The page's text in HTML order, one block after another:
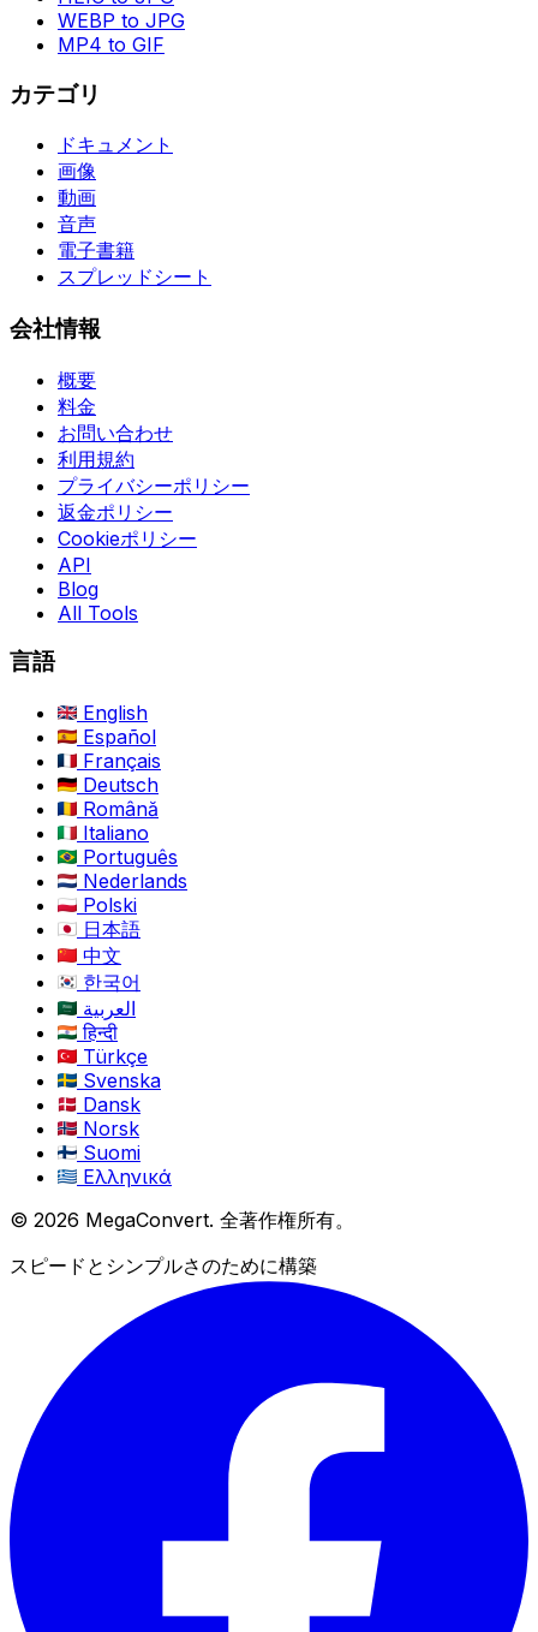
WEBP to JPG
MP4 to GIF
カテゴリ
ドキュメント
画像
動画
音声
電子書籍
スプレッドシート
会社情報
概要
料金
お問い合わせ
利用規約
プライバシーポリシー
返金ポリシー
Cookieポリシー
API
Blog
All Tools
言語
English
Español
Français
Deutsch
Română
Italiano
Português
Nederlands
Polski
日本語
中文
한국어
العربية
हिन्दी
Türkçe
Svenska
Dansk
Norsk
Suomi
Ελληνικά
© 2026 MegaConvert. 全著作権所有。
スピードとシンプルさのために構築